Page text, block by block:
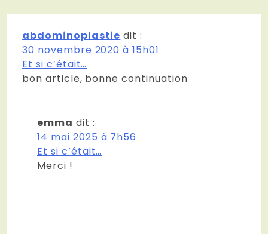
abdominoplastie dit :
30 novembre 2020 à 15h01
Et si c’était…
bon article, bonne continuation
emma dit :
14 mai 2025 à 7h56
Et si c’était…
Merci !